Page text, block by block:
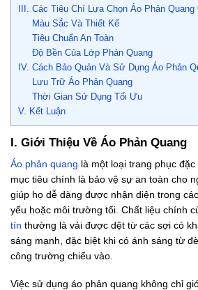
III. Các Tiêu Chí Lựa Chọn Áo Phản
Màu Sắc Và Thiết Kế
Tiêu Chuẩn An Toàn
Độ Bền Của Lớp Phản Quang
IV. Cách Bảo Quản Và Sử Dụng Áo Phản
Lưu Trữ Áo Phản Quang
Thời Gian Sử Dụng Tối Ưu
V. Kết Luận
I. Giới Thiệu Về Áo Phản Quang
Áo phản quang là một loại trang phục
mục tiêu chính là bảo vệ sự an toàn cho
giúp họ dễ dàng được nhận diện trong
yếu hoặc môi trường tối. Chất liệu chính
tín thường là vải được dệt từ các sợi có
sáng mạnh, đặc biệt khi có ánh sáng từ
công trường chiếu vào.
Việc sử dụng áo phản quang không chỉ